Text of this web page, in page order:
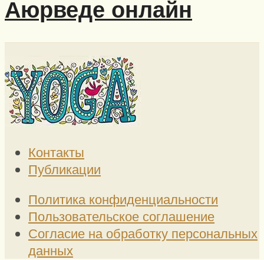
Аюрведе онлайн
Контакты
Публикации
Политика конфиденциальности
Пользовательское соглашение
Согласие на обработку персональных
данных